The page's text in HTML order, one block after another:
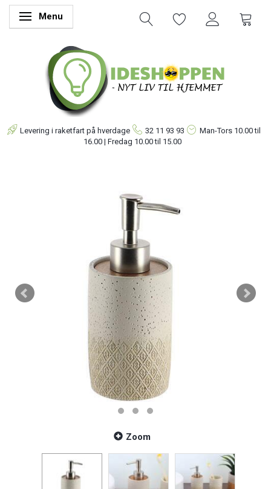
Skifte navigation
Menu
Levering i raketfart på hverdage 32 11 93 93 Man-Tors 10.00 til
16.00 | Fredag 10.00 til 15.00
Zoom